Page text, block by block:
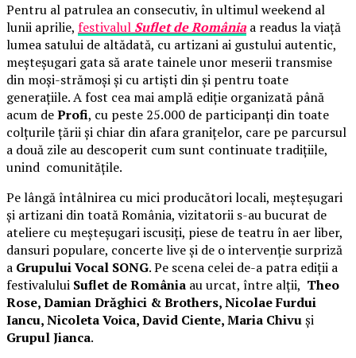
Pentru al patrulea an consecutiv, în ultimul weekend al
lunii aprilie, festivalul Suflet de România a readus la viață
lumea satului de altădată, cu artizani ai gustului autentic,
meșteșugari gata să arate tainele unor meserii transmise
din moși-strămoși și cu artiști din și pentru toate
generațiile. A fost cea mai amplă ediție organizată până
acum deProfi, cu peste 25.000 de participanți din toate
colțurile țării și chiar din afara granițelor, care pe parcursul
a două zile au descoperit cum sunt continuate tradițiile,
unind comunitățile.
Pe lângă întâlnirea cu mici producători locali, meșteșugari
și artizani din toată România, vizitatorii s-au bucurat de
ateliere cu meșteșugari iscusiți, piese de teatru în aer liber,
dansuri populare, concerte live și de o intervenție surpriză
a Grupului Vocal SONG. Pe scena celei de-a patra ediții a
festivalului Suflet de România au urcat, între alții, Theo
Rose, Damian Drăghici & Brothers, Nicolae Furdui
Iancu, Nicoleta Voica, David Ciente, Maria Chivuși
Grupul Jianca.